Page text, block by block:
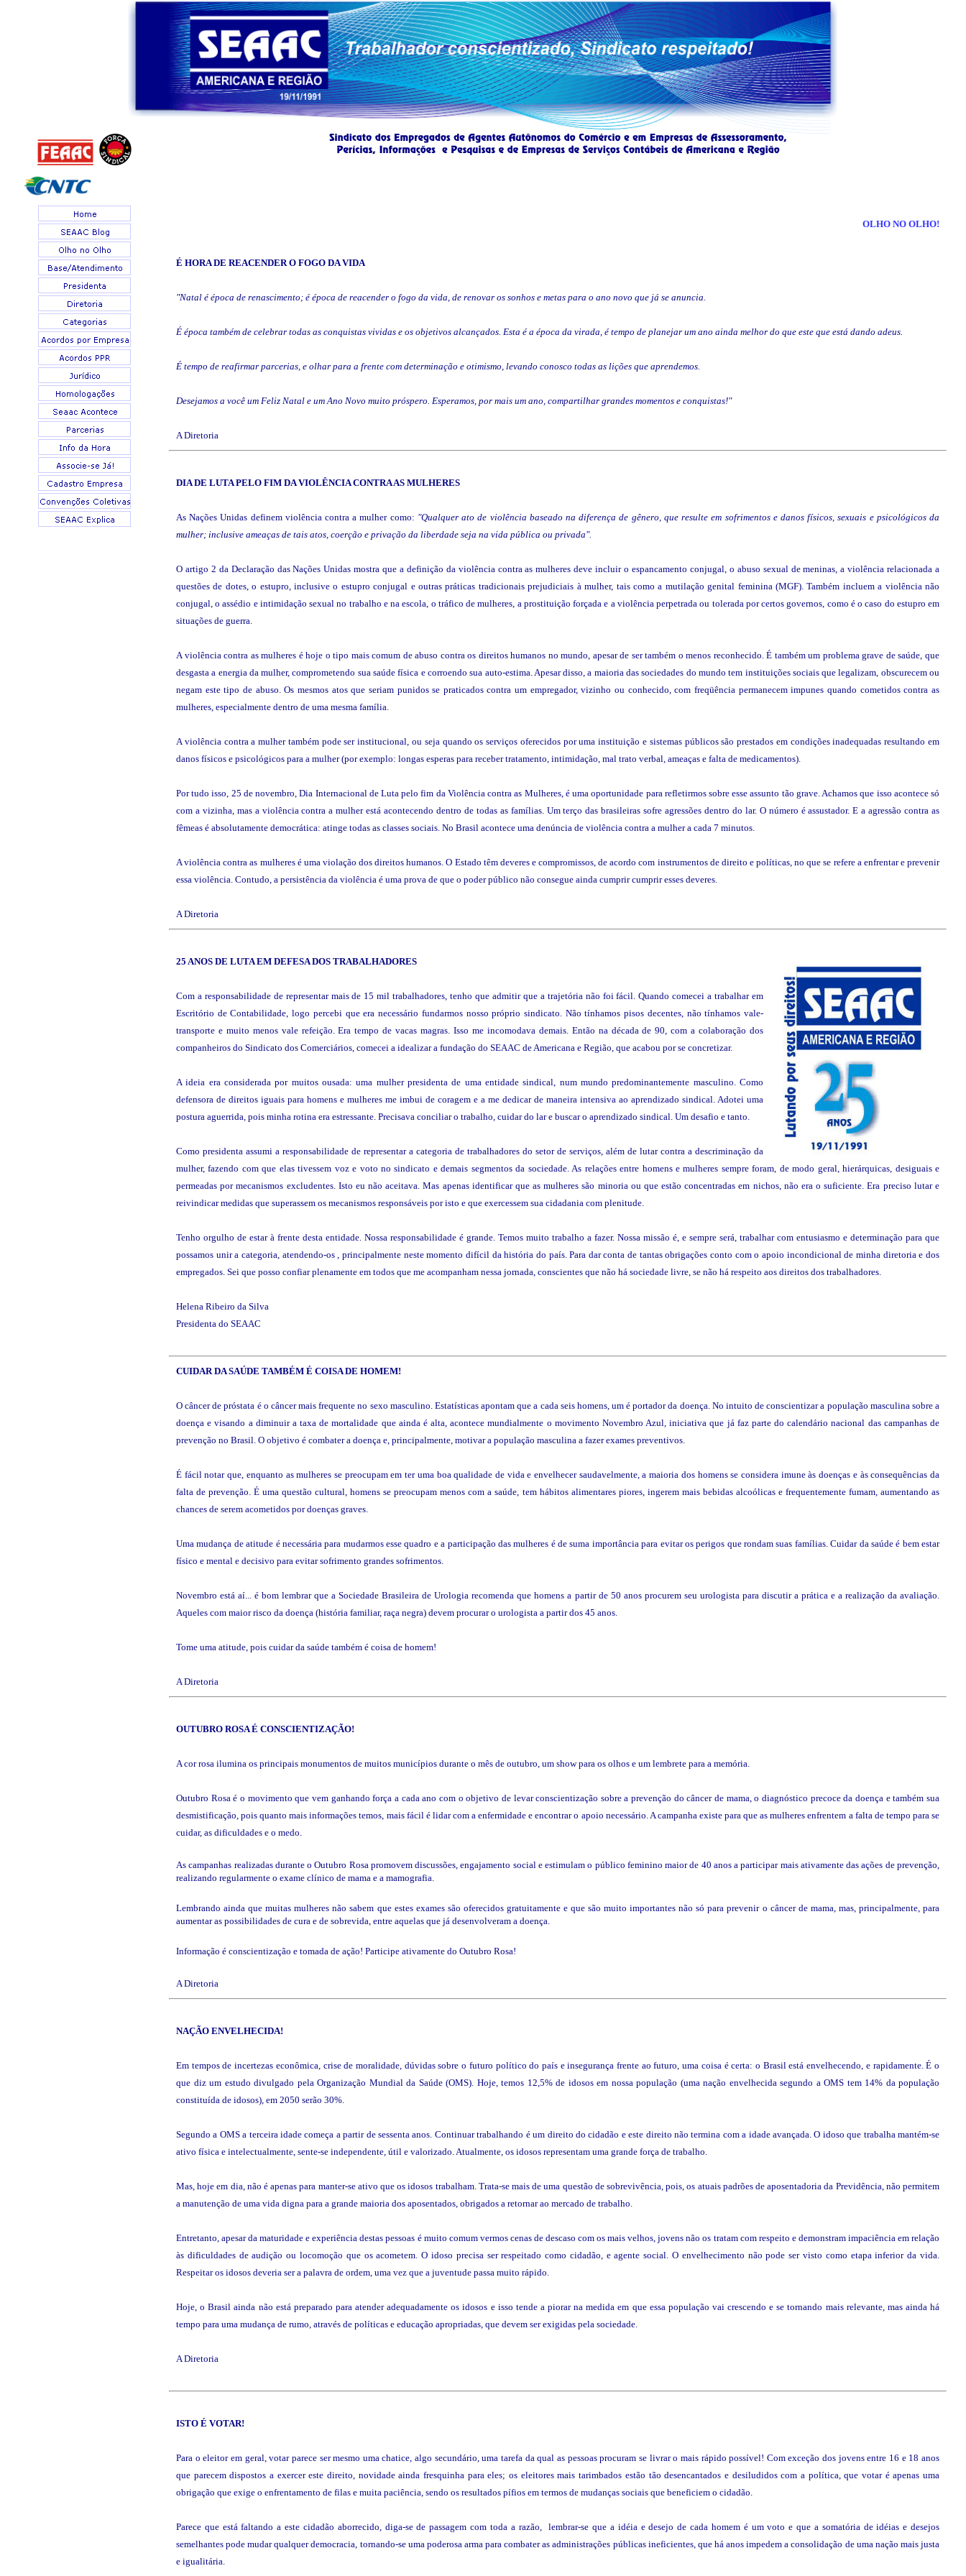
OLHO NO OLHO!
É HORA DE REACENDER O FOGO DAVIDA
"Natal é época de renascimento; é época de reacender o fogo da vida, de renovar os sonhos e metas para o ano novo que já se anuncia.
É época também de celebrar todas as conquistas vividas e os objetivos alcançados. Esta é a época da virada, é tempo de planejar um ano ainda melhor do que este que está dando adeus.
É tempo de reafirmar parcerias, e olhar para a frente com determinação e otimismo, levando conosco todas as lições que aprendemos.
Desejamos a você um Feliz Natal e um Ano Novo muito próspero. Esperamos, por mais um ano, compartilhar grandes momentos e conquistas!"
A Diretoria
DIA DE LUTA PELO FIM DAVIOLÊNCIACONTRA AS MULHERES
As Nações Unidas definem violência contra a mulher como: "Qualquer ato de violência baseado na diferença de gênero, que resulte em sofrimentos e danos físicos, sexuais e psicológicos da
mulher; inclusive ameaças de tais atos, coerção e privação da liberdade seja na vida pública ou privada".
O artigo 2 da Declaração das Nações Unidas mostra que a definição da violência contra as mulheres deve incluir o espancamento conjugal, o abuso sexual de meninas, a violência relacionada a
questões de dotes, o estupro, inclusive o estupro conjugal e outras práticas tradicionais prejudiciais à mulher, tais como a mutilação genital feminina (MGF). Também incluem a violência não
conjugal, o assédio e intimidação sexual no trabalho e na escola, o tráfico de mulheres, a prostituição forçada e a violência perpetrada ou tolerada por certos governos, como é o caso do estupro em
situações de guerra.
A violência contra as mulheres é hoje o tipo mais comum de abuso contra os direitos humanos no mundo, apesar de ser também o menos reconhecido. É também um problema grave de saúde, que
desgasta a energia da mulher, comprometendo sua saúde física e corroendo sua auto-estima. Apesar disso, a maioria das sociedades do mundo tem instituições sociais que legalizam, obscurecem ou
negam este tipo de abuso. Os mesmos atos que seriam punidos se praticados contra um empregador, vizinho ou conhecido, com freqüência permanecem impunes quando cometidos contra as
mulheres, especialmente dentro de uma mesma família.
A violência contra a mulher também pode ser institucional, ou seja quando os serviços oferecidos por uma instituição e sistemas públicos são prestados em condições inadequadas resultando em
danos físicos e psicológicos para a mulher (por exemplo: longas esperas para receber tratamento, intimidação, mal trato verbal, ameaças e falta de medicamentos).
Por tudo isso, 25 de novembro, Dia Internacional de Luta pelo fim da Violência contra as Mulheres, é uma oportunidade para refletirmos sobre esse assunto tão grave. Achamos que isso acontece só
com a vizinha, mas a violência contra a mulher está acontecendo dentro de todas as famílias. Um terço das brasileiras sofre agressões dentro do lar. O número é assustador. E a agressão contra as
fêmeas é absolutamente democrática: atinge todas as classes sociais. No Brasil acontece uma denúncia de violência contra a mulher a cada 7 minutos.
A violência contra as mulheres é uma violação dos direitos humanos. O Estado têm deveres e compromissos, de acordo com instrumentos de direito e políticas, no que se refere a enfrentar e prevenir
essa violência. Contudo, a persistência da violência é uma prova de que o poder público não consegue ainda cumprir cumprir esses deveres.
A Diretoria
25 ANOS DE LUTA EM DEFESA DOS TRABALHADORES
Com a responsabilidade de representar mais de 15 mil trabalhadores, tenho que admitir que a trajetória não foi fácil. Quando comecei a trabalhar em
Escritório de Contabilidade, logo percebi que era necessário fundarmos nosso próprio sindicato. Não tínhamos pisos decentes, não tínhamos vale-
transporte e muito menos vale refeição. Era tempo de vacas magras. Isso me incomodava demais. Então na década de 90, com a colaboração dos
companheiros do Sindicato dos Comerciários, comecei a idealizar a fundação do SEAAC de Americana e Região, que acabou por se concretizar.
A ideia era considerada por muitos ousada: uma mulher presidenta de uma entidade sindical, num mundo predominantemente masculino. Como
defensora de direitos iguais para homens e mulheres me imbui de coragem e a me dedicar de maneira intensiva ao aprendizado sindical. Adotei uma
postura aguerrida, pois minha rotina era estressante. Precisava conciliar o trabalho, cuidar do lar e buscar o aprendizado sindical. Um desafio e tanto.
Como presidenta assumi a responsabilidade de representar a categoria de trabalhadores do setor de serviços, além de lutar contra a descriminação da
mulher, fazendo com que elas tivessem voz e voto no sindicato e demais segmentos da sociedade. As relações entre homens e mulheres sempre foram, de modo geral, hierárquicas, desiguais e
permeadas por mecanismos excludentes. Isto eu não aceitava. Mas apenas identificar que as mulheres são minoria ou que estão concentradas em nichos, não era o suficiente. Era preciso lutar e
reivindicar medidas que superassem os mecanismos responsáveis por isto e que exercessem sua cidadania com plenitude.
Tenho orgulho de estar à frente desta entidade. Nossa responsabilidade é grande. Temos muito trabalho a fazer. Nossa missão é, e sempre será, trabalhar com entusiasmo e determinação para que
possamos unir a categoria, atendendo-os , principalmente neste momento difícil da história do país. Para dar conta de tantas obrigações conto com o apoio incondicional de minha diretoria e dos
empregados. Sei que posso confiar plenamente em todos que me acompanham nessa jornada, conscientes que não há sociedade livre, se não há respeito aos direitos dos trabalhadores.
Helena Ribeiro da Silva
Presidenta do SEAAC
CUIDAR DASAÚDE TAMBÉM É COISA DE HOMEM!
O câncer de próstata é o câncer mais frequente no sexo masculino. Estatísticas apontam que a cada seis homens, um é portador da doença. No intuito de conscientizar a população masculina sobre a
doença e visando a diminuir a taxa de mortalidade que ainda é alta, acontece mundialmente o movimento Novembro Azul, iniciativa que já faz parte do calendário nacional das campanhas de
prevenção no Brasil. O objetivo é combater a doença e, principalmente, motivar a população masculina a fazer exames preventivos.
É fácil notar que, enquanto as mulheres se preocupam em ter uma boa qualidade de vida e envelhecer saudavelmente, a maioria dos homens se considera imune às doenças e às consequências da
falta de prevenção. É uma questão cultural, homens se preocupam menos com a saúde, tem hábitos alimentares piores, ingerem mais bebidas alcoólicas e frequentemente fumam, aumentando as
chances de serem acometidos por doenças graves.
Uma mudança de atitude é necessária para mudarmos esse quadro e a participação das mulheres é de suma importância para evitar os perigos que rondam suas famílias. Cuidar da saúde é bem estar
físico e mental e decisivo para evitar sofrimento grandes sofrimentos.
Novembro está aí... é bom lembrar que a Sociedade Brasileira de Urologia recomenda que homens a partir de 50 anos procurem seu urologista para discutir a prática e a realização da avaliação.
Aqueles com maior risco da doença (história familiar, raça negra) devem procurar o urologista a partir dos 45 anos.
Tome uma atitude, pois cuidar da saúde também é coisa de homem!
A Diretoria
OUTUBRO ROSA É CONSCIENTIZAÇÃO!
A cor rosa ilumina os principais monumentos de muitos municípios durante o mês de outubro, um show para os olhos e um lembrete para a memória.
Outubro Rosa é o movimento que vem ganhando força a cada ano com o objetivo de levar conscientização sobre a prevenção do câncer de mama, o diagnóstico precoce da doença e também sua
desmistificação, pois quanto mais informações temos, mais fácil é lidar com a enfermidade e encontrar o apoio necessário. A campanha existe para que as mulheres enfrentem a falta de tempo para se
cuidar, as dificuldades e o medo.
As campanhas realizadas durante o Outubro Rosa promovem discussões, engajamento social e estimulam o público feminino maior de 40 anos a participar mais ativamente das ações de prevenção,
realizando regularmente o exame clínico de mama e a mamografia.
Lembrando ainda que muitas mulheres não sabem que estes exames são oferecidos gratuitamente e que são muito importantes não só para prevenir o câncer de mama, mas, principalmente, para
aumentar as possibilidades de cura e de sobrevida, entre aquelas que já desenvolveram a doença.
Informação é conscientização e tomada de ação! Participe ativamente do Outubro Rosa!
A Diretoria
NAÇÃO ENVELHECIDA!
Em tempos de incertezas econômica, crise de moralidade, dúvidas sobre o futuro político do país e insegurança frente ao futuro, uma coisa é certa: o Brasil está envelhecendo, e rapidamente. É o
que diz um estudo divulgado pela Organização Mundial da Saúde (OMS). Hoje, temos 12,5% de idosos em nossa população (uma nação envelhecida segundo a OMS tem 14% da população
constituída de idosos), em 2050 serão 30%.
Segundo a OMS a terceira idade começa a partir de sessenta anos. Continuar trabalhando é um direito do cidadão e este direito não termina com a idade avançada. O idoso que trabalha mantém-se
ativo física e intelectualmente, sente-se independente, útil e valorizado. Atualmente, os idosos representam uma grande força de trabalho.
Mas, hoje em dia, não é apenas para manter-se ativo que os idosos trabalham. Trata-se mais de uma questão de sobrevivência, pois, os atuais padrões de aposentadoria da Previdência, não permitem
a manutenção de uma vida digna para a grande maioria dos aposentados, obrigados a retornar ao mercado de trabalho.
Entretanto, apesar da maturidade e experiência destas pessoas é muito comum vermos cenas de descaso com os mais velhos, jovens não os tratam com respeito e demonstram impaciência em relação
às dificuldades de audição ou locomoção que os acometem. O idoso precisa ser respeitado como cidadão, e agente social. O envelhecimento não pode ser visto como etapa inferior da vida.
Respeitar os idosos deveria ser a palavra de ordem, uma vez que a juventude passa muito rápido.
Hoje, o Brasil ainda não está preparado para atender adequadamente os idosos e isso tende a piorar na medida em que essa população vai crescendo e se tornando mais relevante, mas ainda há
tempo para uma mudança de rumo, através de políticas e educação apropriadas, que devem ser exigidas pela sociedade.
A Diretoria
ISTO É VOTAR!
Para o eleitor em geral, votar parece ser mesmo uma chatice, algo secundário, uma tarefa da qual as pessoas procuram se livrar o mais rápido possível! Com exceção dos jovens entre 16 e 18 anos
que parecem dispostos a exercer este direito, novidade ainda fresquinha para eles; os eleitores mais tarimbados estão tão desencantados e desiludidos com a política, que votar é apenas uma
obrigação que exige o enfrentamento de filas e muita paciência, sendo os resultados pífios em termos de mudanças sociais que beneficiem o cidadão.
Parece que está faltando a este cidadão aborrecido, diga-se de passagem com toda a razão, lembrar-se que a idéia e desejo de cada homem é um voto e que a somatória de idéias e desejos
semelhantes pode mudar qualquer democracia, tornando-se uma poderosa arma para combater as administrações públicas ineficientes, que há anos impedem a consolidação de uma nação mais justa
e igualitária.